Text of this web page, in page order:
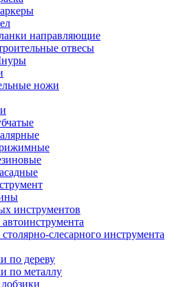
направляющие
отвесы
ножи
инструментов
слесарного инструмента
по дереву
по металлу